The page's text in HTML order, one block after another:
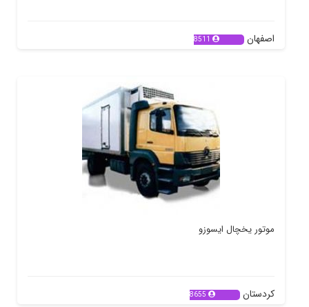
اصفهان 8511
موتور یخچال ایسوزو
کردستان 8655